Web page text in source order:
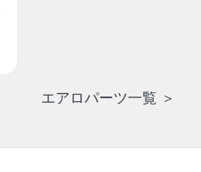
エアロパーツ一覧 ＞